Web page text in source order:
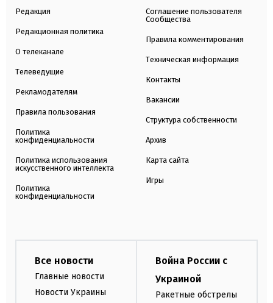
Редакция
Редакционная политика
О телеканале
Телеведущие
Рекламодателям
Правила пользования
Политика
конфиденциальности
Политика использования
искусственного интеллекта
Политика
конфиденциальности
Соглашение пользователя
Сообщества
Правила комментирования
Техническая информация
Контакты
Вакансии
Структура собственности
Архив
Карта сайта
Игры
Все новости
Главные новости
Новости Украины
Война России с
Украиной
Ракетные обстрелы